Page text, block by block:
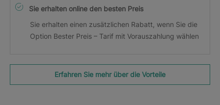
Sie erhalten online den besten Preis
Sie erhalten einen zusätzlichen Rabatt, wenn Sie die
Option Bester Preis – Tarif mit Vorauszahlung wählen
Erfahren Sie mehr über die Vorteile